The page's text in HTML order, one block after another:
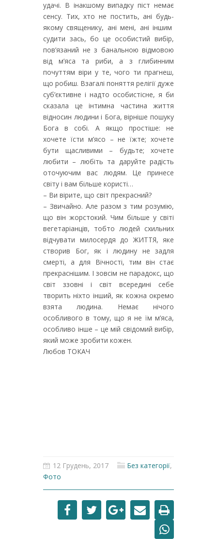
удачі. В інакшому випадку піст немає
сенсу. Тих, хто не постить, ані будь-
якому священику, ані мені, ані іншим
судити зась, бо це особистий вибір,
пов’язаний не з банальною відмовою
від м’яса та риби, а з глибинним
почуттям віри у те, чого ти прагнеш,
що робиш. Взагалі поняття релігії дуже
суб’єктивне і надто особистісне, я би
сказала це інтимна частина життя
відносин людини і Бога, вірніше пошуку
Бога в собі. А якщо простіше: не
хочете їсти м’ясо – не їжте; хочете
бути щасливими – будьте; хочете
любити – любіть та даруйте радість
оточуючим вас людям. Це принесе
світу і вам більше користі…
– Ви вірите, що світ прекрасний?
– Звичайно. Але разом з тим розумію,
що він жорстокий. Чим більше у світі
вегетаріанців, тобто людей схильних
відчувати милосердя до ЖИТТЯ, яке
створив Бог, як і людину не задля
смерті, а для Вічності, тим він стає
прекраснішим. І зовсім не парадокс, що
світ ззовні і світ всередині себе
творить ніхто інший, як кожна окремо
взята людина. Немає нічого
особливого в тому, що я не їм м’яса,
особливо інше – це мій свідомий вибір,
який може зробити кожен.
Любов ТОКАЧ
12 Грудень, 2017 Без категорії,
Фото